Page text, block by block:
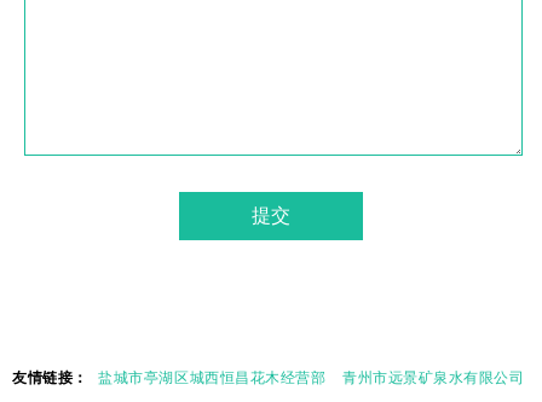
友情链接： 盐城市亭湖区城西恒昌花木经营部
青州市远景矿泉水有限公司